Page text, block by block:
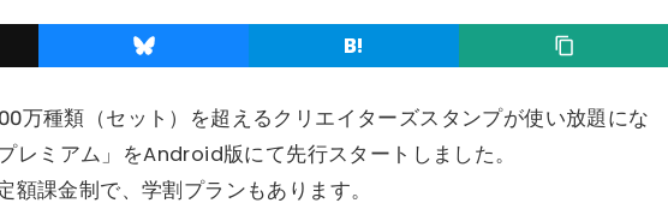
万種類（セット）を超えるクリエイターズスタンプが使い放題にな
レミアム」をAndroid版にて先行スタートしました。
額課金制で、学割プランもあります。